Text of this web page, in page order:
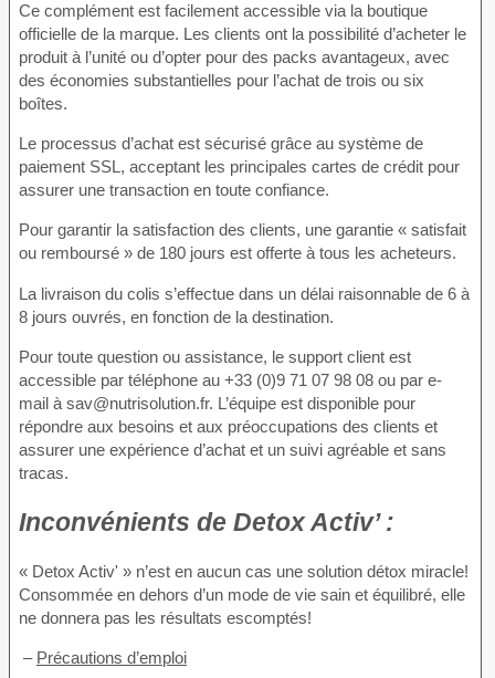
Ce complément est facilement accessible via la boutique
officielle de la marque. Les clients ont la possibilité d’acheter le
produit à l’unité ou d’opter pour des packs avantageux, avec
des économies substantielles pour l’achat de trois ou six
boîtes.
Le processus d’achat est sécurisé grâce au système de
paiement SSL, acceptant les principales cartes de crédit pour
assurer une transaction en toute confiance.
Pour garantir la satisfaction des clients, une garantie « satisfait
ou remboursé » de 180 jours est offerte à tous les acheteurs.
La livraison du colis s’effectue dans un délai raisonnable de 6 à
8 jours ouvrés, en fonction de la destination.
Pour toute question ou assistance, le support client est
accessible par téléphone au +33 (0)9 71 07 98 08 ou par e-
mail à sav@nutrisolution.fr. L’équipe est disponible pour
répondre aux besoins et aux préoccupations des clients et
assurer une expérience d’achat et un suivi agréable et sans
tracas.
Inconvénients de Detox Activ’ :
« Detox Activ' » n’est en aucun cas une solution détox miracle!
Consommée en dehors d’un mode de vie sain et équilibré, elle
ne donnera pas les résultats escomptés!
– Précautions d’emploi